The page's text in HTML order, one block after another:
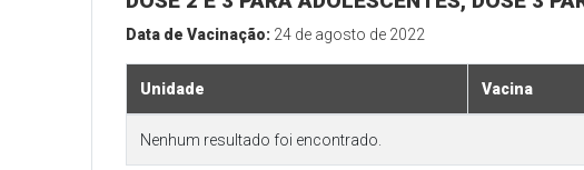
Data de Vacinação: 24 de agosto de 2022
Unidade Vacina
Nenhum resultado foi encontrado.